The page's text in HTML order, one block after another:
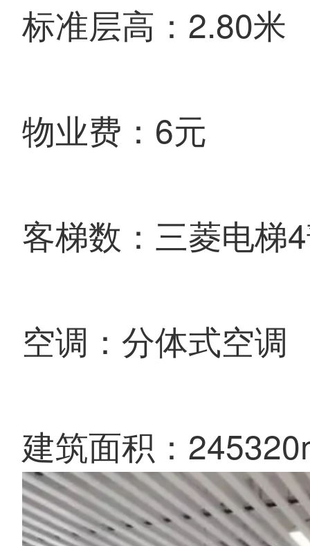
标准层高：2.80米
物业费：6元
客梯数：三菱电梯
空调：分体式空调
建筑面积：